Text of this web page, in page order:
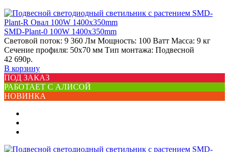
SMD-Plant-0 100W 1400х350mm
Световой поток: 9 360 Лм Мощность: 100 Ватт Масса: 9 кг
Сечение профиля: 50х70 мм Тип монтажа: Подвесной
42 690р.
В корзину
ПОД ЗАКАЗ
РАБОТАЕТ С АЛИСОЙ
НОВИНКА